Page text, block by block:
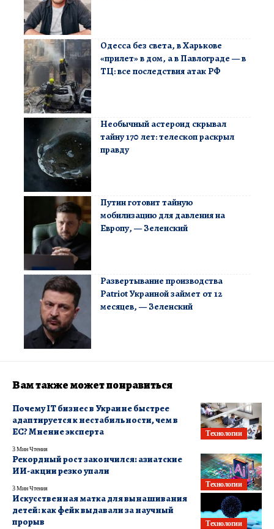
Одесса без света, в Харькове
«прилет» в дом, а в Павлограде — в
ТЦ: все последствия атак РФ
Необычный астероид скрывал
тайну 170 лет: телескоп раскрыл
правду
Путин готовит тайную
мобилизацию для давления на
Европу, — Зеленский
Развертывание производства
Patriot Украиной займет от 12
месяцев, — Зеленский
Вам также может понравиться
Технологии
Почему ІТ бизнес в Украине быстрее
адаптируется к нестабильности, чем в
ЕС? Мнение эксперта
3 Мин Чтения
Технологии
Рекордный рост закончился: азиатские
ИИ-акции резко упали
3 Мин Чтения
Технологии
Искусственная матка для вынашивания
детей: как фейк выдавали за научный
прорыв